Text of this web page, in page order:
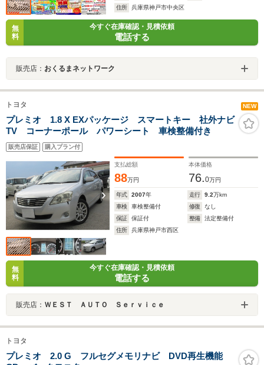
住所
兵庫県神戸市中央区
無
料
今すぐ在庫確認・見積依頼
電話する
販売店： おくるまネットワーク
トヨタ NEW
プレミオ 1.8 X EXパッケージ スマートキー 社外ナビ
TV コーナーポール パワーシート 車検整備付き
販売店保証 購入プラン付
支払総額
88万円
本体価格
76.0万円
年式 2007年 走行 9.2万km
車検
車検整備付 修復
なし
保証
保証付 整備
法定整備付
住所
兵庫県神戸市西区
無
料
今すぐ在庫確認・見積依頼
電話する
販売店： ＷＥＳＴ ＡＵＴＯ Ｓｅｒｖｉｃｅ
トヨタ
プレミオ 2.0 G フルセグメモリナビ DVD再生機能